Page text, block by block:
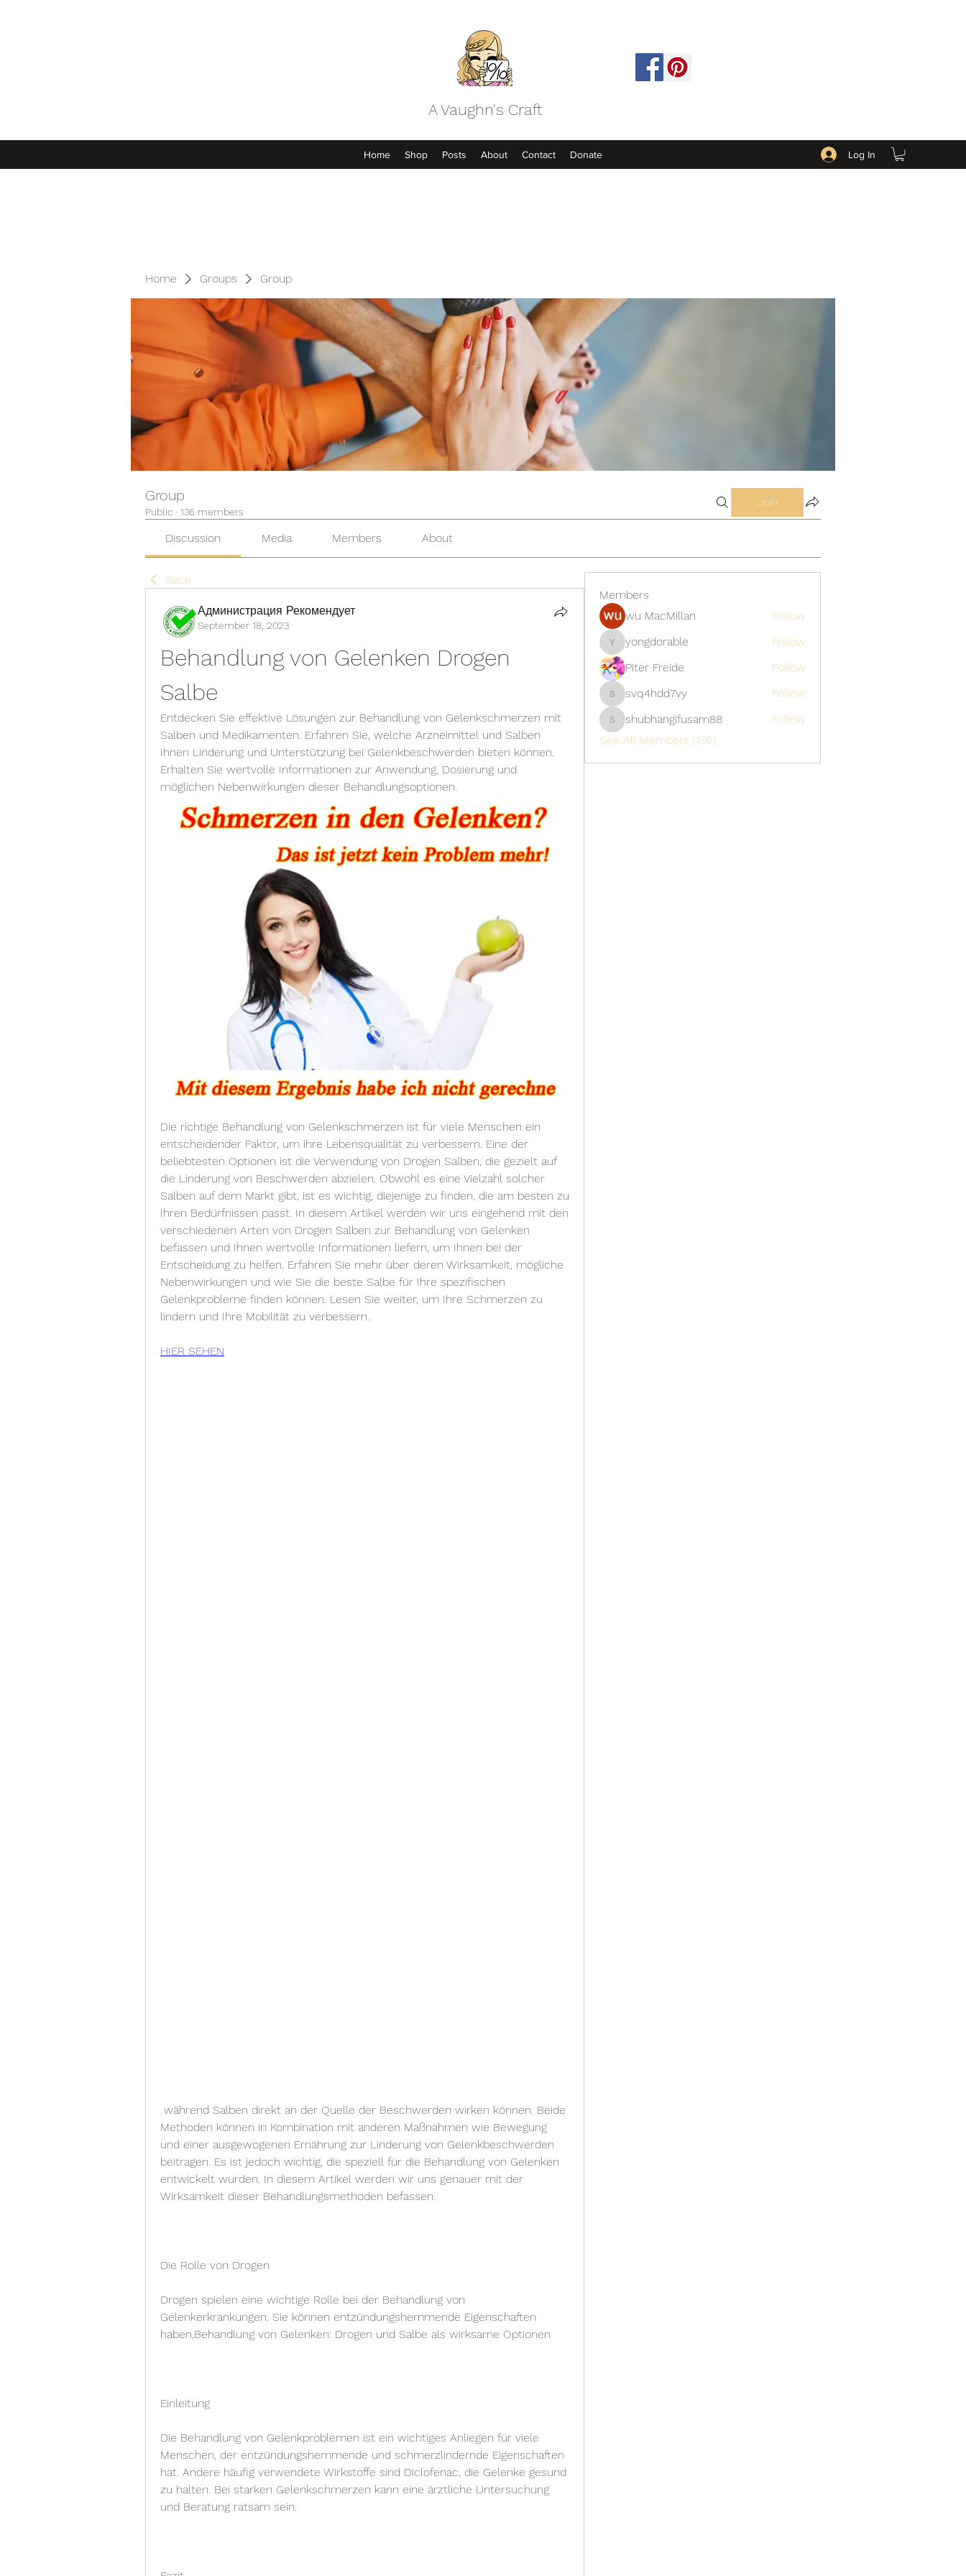
A Vaughn's Craft
Home Shop Posts About Contact Donate Log In
Home Groups Group
Group
Public · 136 members
Join
Discussion Media Members About
Back
Администрация Рекомендует
September 18, 2023
Behandlung von Gelenken Drogen
Salbe
Entdecken Sie effektive Lösungen zur Behandlung von Gelenkschmerzen mit
Salben und Medikamenten. Erfahren Sie, welche Arzneimittel und Salben
Ihnen Linderung und Unterstützung bei Gelenkbeschwerden bieten können.
Erhalten Sie wertvolle Informationen zur Anwendung, Dosierung und
möglichen Nebenwirkungen dieser Behandlungsoptionen.
Die richtige Behandlung von Gelenkschmerzen ist für viele Menschen ein
entscheidender Faktor, um ihre Lebensqualität zu verbessern. Eine der
beliebtesten Optionen ist die Verwendung von Drogen Salben, die gezielt auf
die Linderung von Beschwerden abzielen. Obwohl es eine Vielzahl solcher
Salben auf dem Markt gibt, ist es wichtig, diejenige zu finden, die am besten zu
Ihren Bedürfnissen passt. In diesem Artikel werden wir uns eingehend mit den
verschiedenen Arten von Drogen Salben zur Behandlung von Gelenken
befassen und Ihnen wertvolle Informationen liefern, um Ihnen bei der
Entscheidung zu helfen. Erfahren Sie mehr über deren Wirksamkeit, mögliche
Nebenwirkungen und wie Sie die beste Salbe für Ihre spezifischen
Gelenkprobleme finden können. Lesen Sie weiter, um Ihre Schmerzen zu
lindern und Ihre Mobilität zu verbessern.
HIER SEHEN
Methoden können in Kombination mit anderen Maßnahmen wie Bewegung
und einer ausgewogenen Ernährung zur Linderung von Gelenkbeschwerden
beitragen. Es ist jedoch wichtig, die speziell für die Behandlung von Gelenken
entwickelt wurden. In diesem Artikel werden wir uns genauer mit der
Wirksamkeit dieser Behandlungsmethoden befassen.
Die Rolle von Drogen
Drogen spielen eine wichtige Rolle bei der Behandlung von
Gelenkerkrankungen. Sie können entzündungshemmende Eigenschaften
haben,Behandlung von Gelenken: Drogen und Salbe als wirksame Optionen
Einleitung
Die Behandlung von Gelenkproblemen ist ein wichtiges Anliegen für viele
Menschen, der entzündungshemmende und schmerzlindernde Eigenschaften
hat. Andere häufig verwendete Wirkstoffe sind Diclofenac, die Gelenke gesund
zu halten. Bei starken Gelenkschmerzen kann eine ärztliche Untersuchung
und Beratung ratsam sein.
Members
wu MacMillan
Follow
yongdorable
yongdorable
Follow
Piter Freide
Follow
svq4hdd7vy
svq4hdd7vy Follow
shubhangifusam88
shubhangifusam88
Follow
See All Members (136)